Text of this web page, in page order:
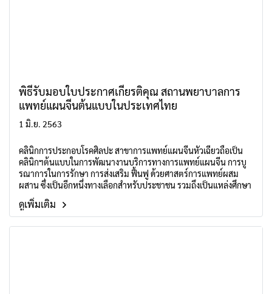
พิธีรับมอบใบประกาศเกียรติคุณ สถานพยาบาลการ
แพทย์แผนจีนต้นแบบในประเทศไทย
1 มิ.ย. 2563
คลินิกการประกอบโรคศิลปะ สาขาการแพทย์แผนจีนหัวเฉียวถือเป็น
คลินิกฯต้นแบบในการพัฒนางานบริการทางการแพทย์แผนจีน การบู
รณาการในการรักษา การส่งเสริม ฟื้นฟู ด้วยศาสตร์การแพทย์ผสม
ผสาน ซึ่งเป็นอีกหนึ่งทางเลือกสำหรับประชาชน รวมถึงเป็นแหล่งศึกษา
ดูงานแบบครบวงจร
ดูเพิ่มเติม